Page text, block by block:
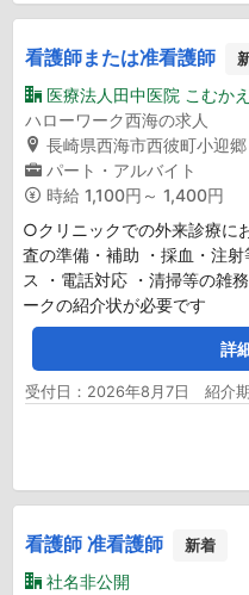
看護師または准看護師
医療法人田中医院 こむか
ハローワーク西海の求人
長崎県西海市西彼町小迎
パート・アルバイト
時給 1,100円～ 1,400円
○クリニックでの外来診療に
査の準備・補助 ・採血・注
ス ・電話対応 ・清掃等の雑
ークの紹介状が必要です
詳
受付日：2026年8月7日 紹介
看護師 准看護師 新着
社名非公開